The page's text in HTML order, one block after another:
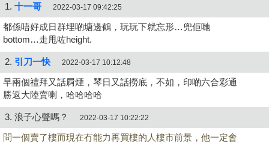
1. 十一哥 2022-03-17 09:42:25
都係唔好成日群埋啲塘邊鶴，玩玩下就忘形…兜佢哋
bottom…走甩咗height.
2. 引刀一快 2022-03-17 10:12:48
早兩個禮拜又話屙煙，琴日又話撈底，不如，印啲六合彩通
勝返大陸賣喇，哈哈哈哈
3. 浪子心聲嗎？ 2022-03-17 10:22:22
問一個賣了樓而現在冇能力再買樓的人樓市前景，他一定會